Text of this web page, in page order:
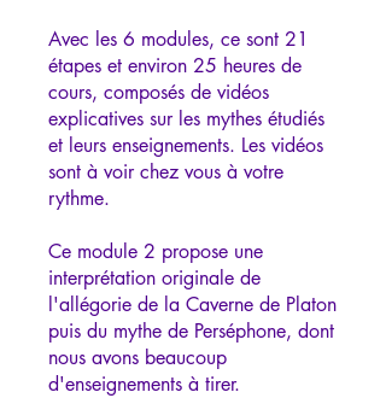
Avec les 6 modules, ce sont 21
étapes et environ 25 heures de
cours, composés de vidéos
explicatives sur les mythes étudiés
et leurs enseignements. Les vidéos
sont à voir chez vous à votre
rythme.
Ce module 2 propose une
interprétation originale de
l'allégorie de la Caverne de Platon
puis du mythe de Perséphone, dont
nous avons beaucoup
d'enseignements à tirer.